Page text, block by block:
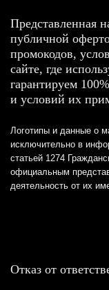
Представленная
публичной
промокодов,
сайте, где
гарантируем
и условий их
Логотипы и данные о
исключительно в
статьей 1274
официальным
деятельность от их
Отказ от